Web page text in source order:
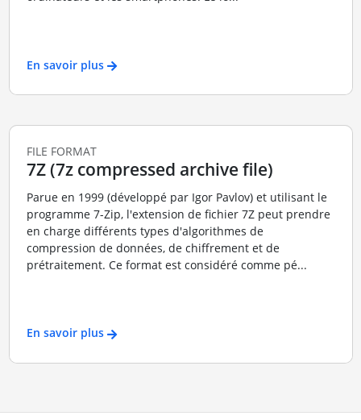
En savoir plus
FILE FORMAT
7Z (7z compressed archive file)
Parue en 1999 (développé par Igor Pavlov) et utilisant le
programme 7-Zip, l'extension de fichier 7Z peut prendre
en charge différents types d'algorithmes de
compression de données, de chiffrement et de
prétraitement. Ce format est considéré comme pé...
En savoir plus